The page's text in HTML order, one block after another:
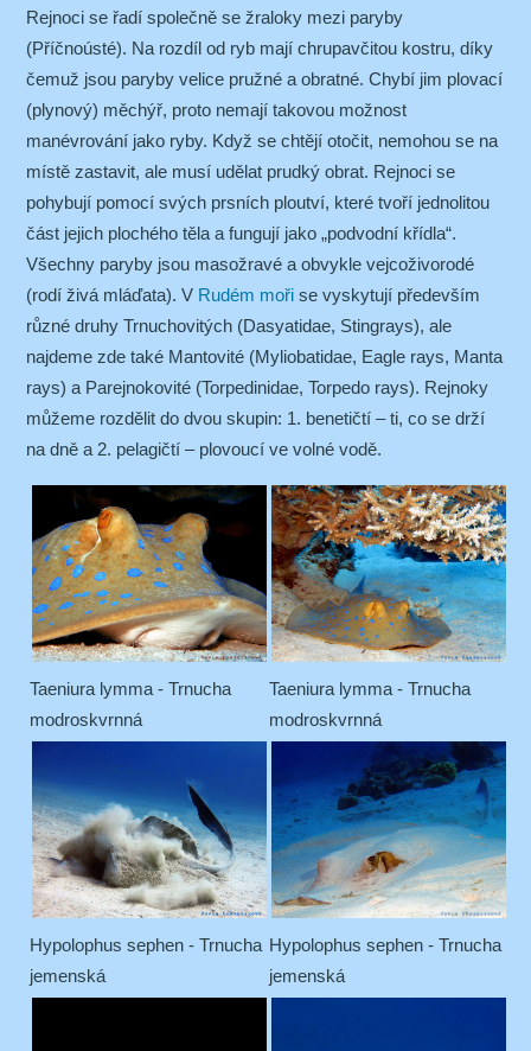
Rejnoci se řadí společně se žraloky mezi paryby
(Příčnoústé). Na rozdíl od ryb mají chrupavčitou kostru, díky
čemuž jsou paryby velice pružné a obratné. Chybí jim plovací
(plynový) měchýř, proto nemají takovou možnost
manévrování jako ryby. Když se chtějí otočit, nemohou se na
místě zastavit, ale musí udělat prudký obrat. Rejnoci se
pohybují pomocí svých prsních ploutví, které tvoří jednolitou
část jejich plochého těla a fungují jako „podvodní křídla“.
Všechny paryby jsou masožravé a obvykle vejcoživorodé
(rodí živá mláďata). V Rudém moři se vyskytují především
různé druhy Trnuchovitých (Dasyatidae, Stingrays), ale
najdeme zde také Mantovité (Myliobatidae, Eagle rays, Manta
rays) a Parejnokovité (Torpedinidae, Torpedo rays). Rejnoky
můžeme rozdělit do dvou skupin: 1. benetičtí – ti, co se drží
na dně a 2. pelagičtí – plovoucí ve volné vodě.
Taeniura lymma - Trnucha
modroskvrnná
Taeniura lymma - Trnucha
modroskvrnná
Hypolophus sephen - Trnucha
jemenská
Hypolophus sephen - Trnucha
jemenská